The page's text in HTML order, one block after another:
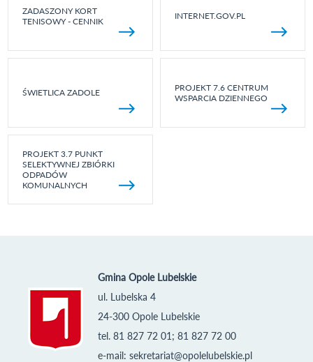
ZADASZONY KORT
TENISOWY - CENNIK
INTERNET.GOV.PL
ŚWIETLICA ZADOLE
PROJEKT 7.6 CENTRUM
WSPARCIA DZIENNEGO
PROJEKT 3.7 PUNKT
SELEKTYWNEJ ZBIÓRKI
ODPADÓW
KOMUNALNYCH
Gmina Opole Lubelskie
ul. Lubelska 4
24-300 Opole Lubelskie
tel. 81 827 72 01; 81 827 72 00
e-mail: sekretariat@opolelubelskie.pl